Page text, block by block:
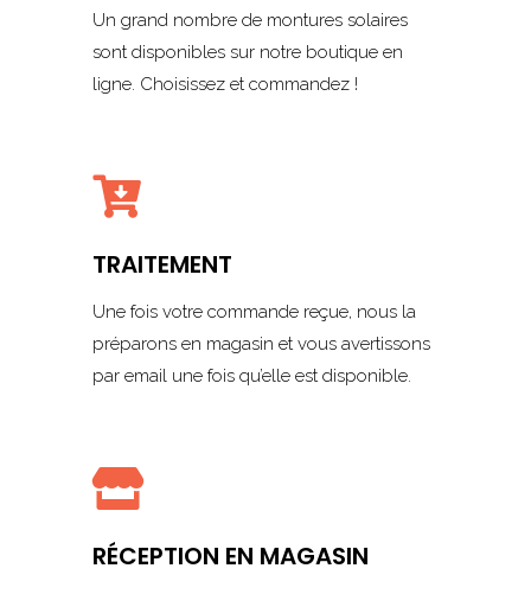
Un grand nombre de montures solaires
sont disponibles sur notre boutique en
ligne. Choisissez et commandez !

TRAITEMENT
Une fois votre commande reçue, nous la
préparons en magasin et vous avertissons
par email une fois qu’elle est disponible.

RÉCEPTION EN MAGASIN